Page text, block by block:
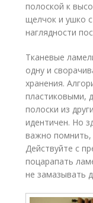
полоской к
щелчок и ушко
наглядности
Тканевые
одну и
хранения.
пластиковыми,
полоски из
идентичен. Но
важно помнить,
Действуйте с
поцарапать
не замазывать